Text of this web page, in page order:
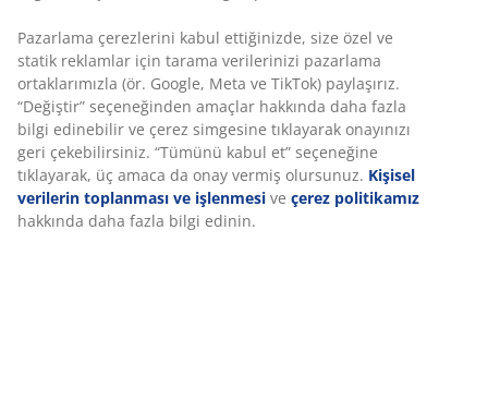
tasarlanmış, birbiriyle harika bir şekilde uyumlu üç
koku serisi bulacaksınız.
Pazarlama çerezlerini kabul ettiğinizde, size özel ve
statik reklamlar için tarama verilerinizi pazarlama
ortaklarımızla (ör. Google, Meta ve TikTok) paylaşırız.
“Değiştir” seçeneğinden amaçlar hakkında daha fazla
bilgi edinebilir ve çerez simgesine tıklayarak onayınızı
geri çekebilirsiniz. “Tümünü kabul et” seçeneğine
tıklayarak, üç amaca da onay vermiş olursunuz. Kişisel
verilerin toplanması ve işlenmesi ve çerez politikamız
hakkında daha fazla bilgi edinin.